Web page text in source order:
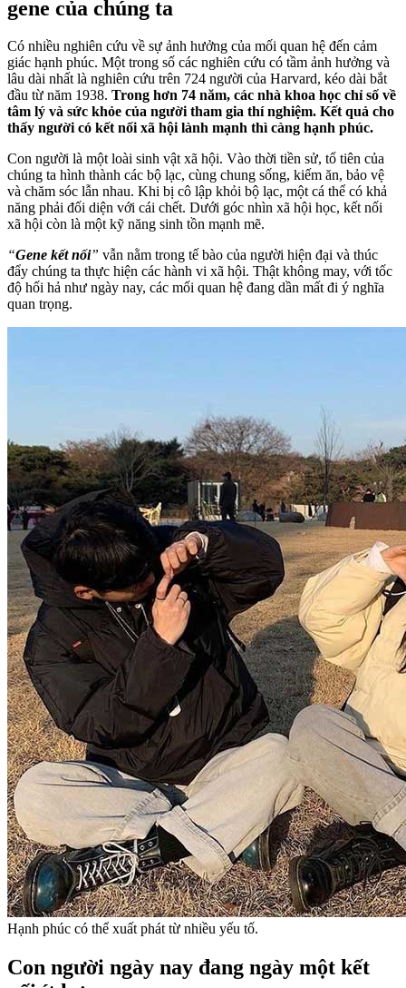
gene của chúng ta
Có nhiều nghiên cứu về sự ảnh hưởng của mối quan hệ đến cảm
giác hạnh phúc. Một trong số các nghiên cứu có tầm ảnh hưởng và
lâu dài nhất là nghiên cứu trên 724 người của Harvard, kéo dài bắt
đầu từ năm 1938. Trong hơn 74 năm, các nhà khoa học chỉ số về
tâm lý và sức khỏe của người tham gia thí nghiệm. Kết quả cho
thấy người có kết nối xã hội lành mạnh thì càng hạnh phúc.
Con người là một loài sinh vật xã hội. Vào thời tiền sử, tổ tiên của
chúng ta hình thành các bộ lạc, cùng chung sống, kiếm ăn, bảo vệ
và chăm sóc lẫn nhau. Khi bị cô lập khỏi bộ lạc, một cá thể có khả
năng phải đối diện với cái chết. Dưới góc nhìn xã hội học, kết nối
xã hội còn là một kỹ năng sinh tồn mạnh mẽ.
“Gene kết nối” vẫn nằm trong tế bào của người hiện đại và thúc
đẩy chúng ta thực hiện các hành vi xã hội. Thật không may, với tốc
độ hối hả như ngày nay, các mối quan hệ đang dần mất đi ý nghĩa
quan trọng.
Hạnh phúc có thể xuất phát từ nhiều yếu tố.
Con người ngày nay đang ngày một kết